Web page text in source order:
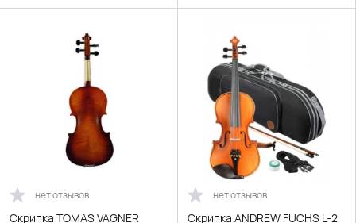
нет отзывов
Скрипка TOMAS VAGNER
нет отзывов
Скрипка ANDREW FUCHS L-2